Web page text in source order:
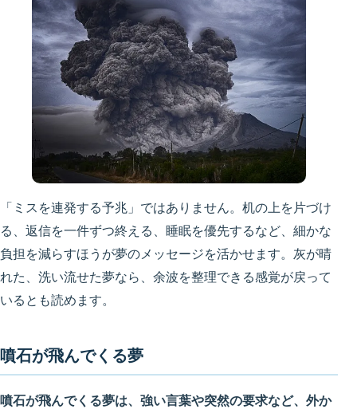
「ミスを連発する予兆」ではありません。机の上を片づけ
る、返信を一件ずつ終える、睡眠を優先するなど、細かな
負担を減らすほうが夢のメッセージを活かせます。灰が晴
れた、洗い流せた夢なら、余波を整理できる感覚が戻って
いるとも読めます。
噴石が飛んでくる夢
噴石が飛んでくる夢は、強い言葉や突然の要求など、外か